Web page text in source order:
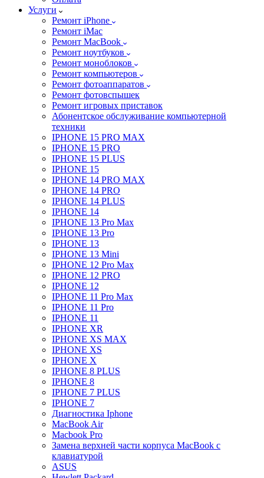
Услуги
Ремонт iPhone
Ремонт iMac
Ремонт MacBook
Ремонт ноутбуков
Ремонт моноблоков
Ремонт компьютеров
Ремонт фотоаппаратов
Ремонт фотовспышек
Ремонт игровых приставок
Абонентское обслуживание компьютерной
техники
IPHONE 15 PRO MAX
IPHONE 15 PRO
IPHONE 15 PLUS
IPHONE 15
IPHONE 14 PRO MAX
IPHONE 14 PRO
IPHONE 14 PLUS
IPHONE 14
IPHONE 13 Pro Max
IPHONE 13 Pro
IPHONE 13
IPHONE 13 Mini
IPHONE 12 Pro Max
IPHONE 12 PRO
IPHONE 12
IPHONE 11 Pro Max
IPHONE 11 Pro
IPHONE 11
IPHONE XR
IPHONE XS MAX
IPHONE XS
IPHONE X
IPHONE 8 PLUS
IPHONE 8
IPHONE 7 PLUS
IPHONE 7
Диагностика Iphone
MacBook Air
Macbook Pro
Замена верхней части корпуса MacBook с
клавиатурой
ASUS